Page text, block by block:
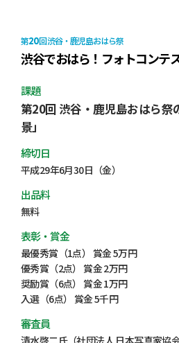
第20回 渋谷・鹿児島おはら祭
渋谷でおはら！フォトコンテ
課題
第20回 渋谷・鹿児島おはら祭
景」
締切日
平成29年6月30日（金）
出品料
無料
表彰・賞金
最優秀賞（1点） 賞金 5万円
優秀賞（2点） 賞金 2万円
奨励賞（6点） 賞金 1万円
入選（6点） 賞金 5千円
審査員
清水啓二氏（社団法人 日本写真家協